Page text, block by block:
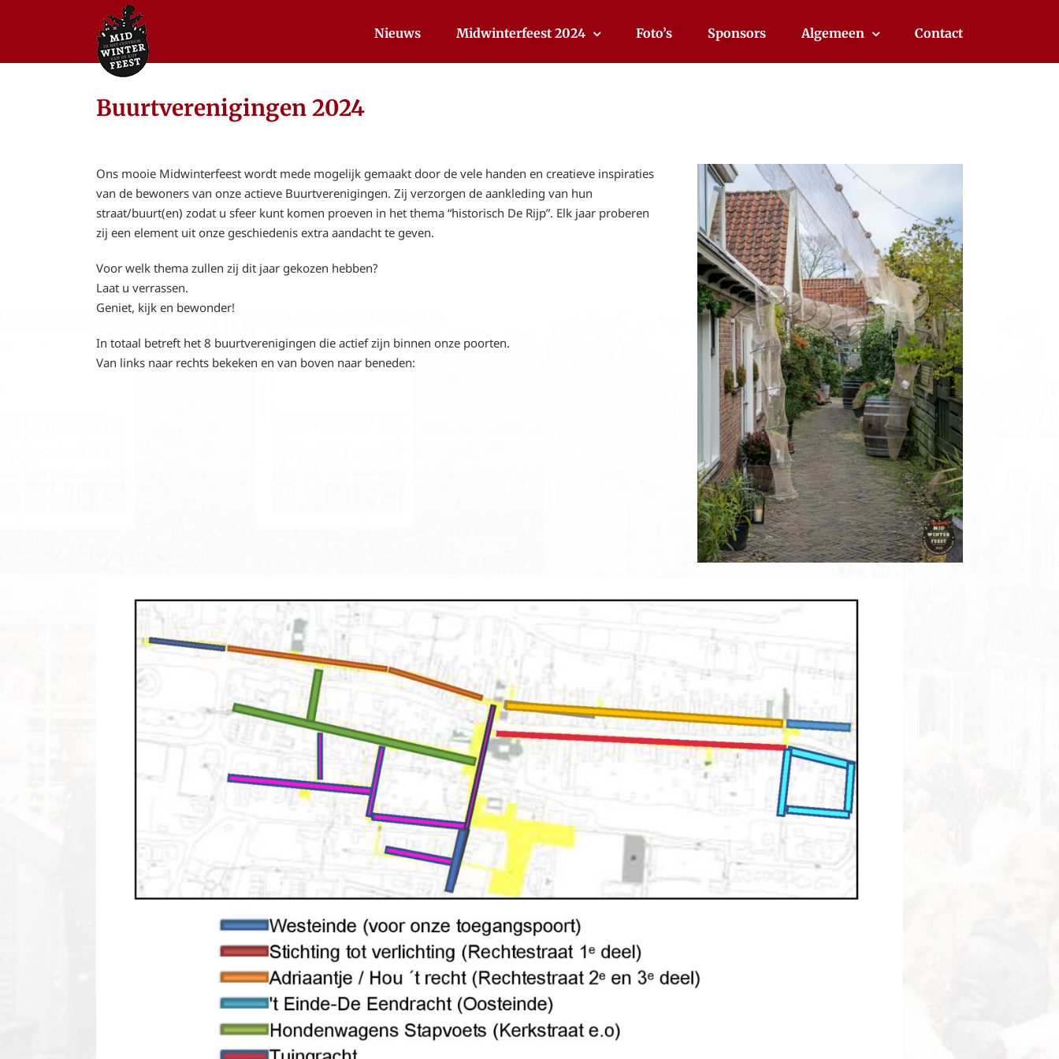
Nieuws Midwinterfeest 2024 Foto’s Sponsors Algemeen Contact
Buurtverenigingen 2024
Ons mooie Midwinterfeest wordt mede mogelijk gemaakt door de vele handen en creatieve inspiraties
van de bewoners van onze actieve Buurtverenigingen. Zij verzorgen de aankleding van hun
straat/buurt(en) zodat u sfeer kunt komen proeven in het thema “historisch De Rijp”. Elk jaar proberen
zij een element uit onze geschiedenis extra aandacht te geven.
Voor welk thema zullen zij dit jaar gekozen hebben?
Laat u verrassen.
Geniet, kijk en bewonder!
In totaal betreft het 8 buurtverenigingen die actief zijn binnen onze poorten.
Van links naar rechts bekeken en van boven naar beneden: